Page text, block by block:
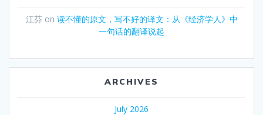
江芬 on 读不懂的原文，写不好的译文：从《经济学人》中
一句话的翻译说起
ARCHIVES
July 2026